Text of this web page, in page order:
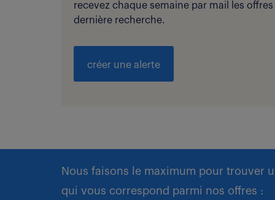
recevez chaque semaine par mail les
dernière recherche.
créer une alerte
Nous faisons le maximum pour trouver
qui vous correspond parmi nos offres :